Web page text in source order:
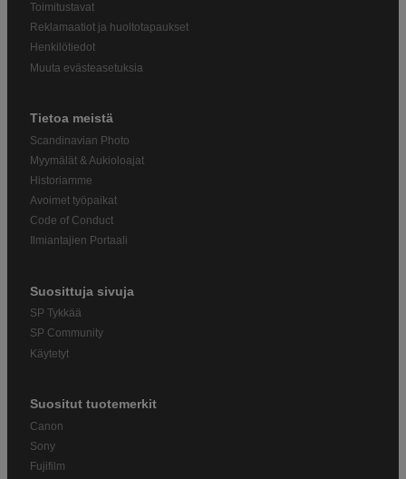
Toimitustavat
Reklamaatiot ja huoltotapaukset
Henkilötiedot
Muuta evästeasetuksia
Tietoa meistä
Scandinavian Photo
Myymälät & Aukioloajat
Historiamme
Avoimet työpaikat
Code of Conduct
Ilmiantajien Portaali
Suosittuja sivuja
SP Tykkää
SP Community
Käytetyt
Suositut tuotemerkit
Canon
Sony
Fujifilm